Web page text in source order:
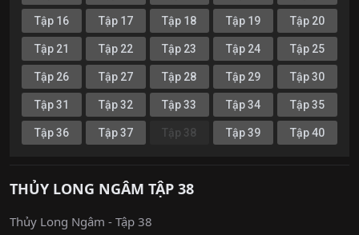
Tập 16 Tập 17 Tập 18 Tập 19 Tập 20
Tập 21 Tập 22 Tập 23 Tập 24 Tập 25
Tập 26 Tập 27 Tập 28 Tập 29 Tập 30
Tập 31 Tập 32 Tập 33 Tập 34 Tập 35
Tập 36 Tập 37 Tập 38 Tập 39 Tập 40
THỦY LONG NGÂM TẬP 38
Thủy Long Ngâm - Tập 38